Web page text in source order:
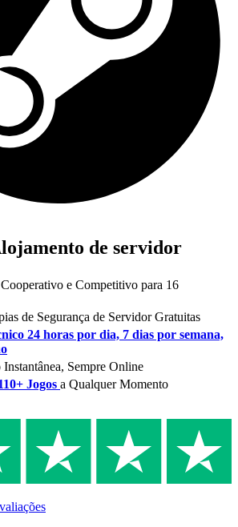
de servidor
e Competitivo para 16
de Segurança de Servidor Gratuitas
24 horas por dia, 7 dias por semana,
Sempre Online
Jogos a Qualquer Momento